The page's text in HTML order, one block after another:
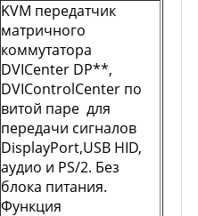
KVM передатчик
матричного
коммутатора
DVICenter DP**,
DVIControlCenter по
витой паре для
передачи сигналов
DisplayPort,USB HID,
аудио и PS/2. Без
блока питания.
Функция